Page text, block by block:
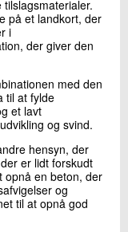
på et landkort, der
i
der giver den
med den
til at fylde
et lavt
og svind.
hensyn, der
er lidt forskudt
opnå en beton, der
og
til at opnå god